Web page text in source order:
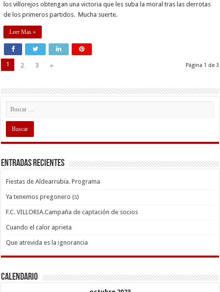
los villorejos obtengan una victoria que les suba la moral tras las derrotas
de los primeros partidos. Mucha suerte.
Leer Mas »
Página 1 de 3
1 2 3 »
Entradas recientes
Fiestas de Aldearrubia. Programa
Ya tenemos pregonero (s)
F.C. VILLORIA.Campaña de captación de socios
Cuando el calor aprieta
Que atrevida es la ignorancia
Calendario